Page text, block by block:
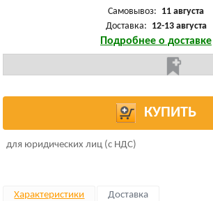
Самовывоз: 11 августа
Доставка: 12-13 августа
Подробнее о доставке
КУПИТЬ
для юридических лиц (с НДС)
Характеристики Доставка